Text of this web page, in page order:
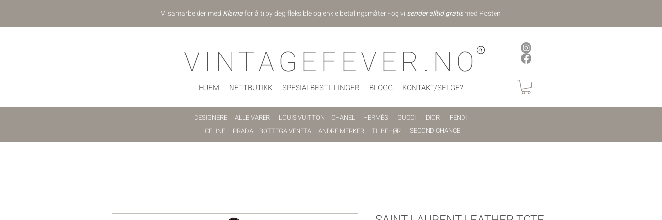
Vi samarbeider med Klarnafor å tilby deg fleksible og enkle betalingsmåter - og vi sender alltid gratismed Posten
VINTAGEFEVER.NO
HJEM NETTBUTIKK SPESIALBESTILLINGER BLOGG KONTAKT/SELGE?
DESIGNERE ALLE VARER LOUIS VUITTON CHANEL HERMÈS GUCCI DIOR
FENDI
CELINE
PRADA BOTTEGA VENETA ANDRE MERKER TILBEHØR SECOND CHANCE